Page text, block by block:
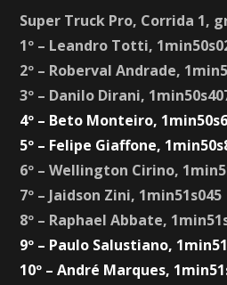
Super Truck Pro, Corrida 1,
1º – Leandro Totti,
2º – Roberval Andrade,
3º – Danilo Dirani,
4º – Beto Monteiro,
5º – Felipe Giaffone,
6º – Wellington Cirino,
7º – Jaidson Zini, 1min51s045
8º – Raphael Abbate,
9º – Paulo Salustiano,
10º – André Marques,